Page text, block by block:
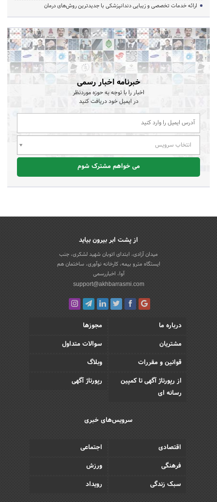
ارائه خدمات تخصصی و زیبایی دندانپزشکی با جدیدترین روش‌های درمان
خبرنامه اخبار رسمی
اخبار را با توجه به حوزه موردنظر
در ایمیل خود دریافت کنید
انتخاب سرویس
می خواهم مشترک شوم
از پشت ابر بیرون بیاید
میدان آزادی، ابتدای اتوبان شهید لشکری، جنب
ایستگاه مترو بیمه، کارخانه نوآوری، ساختمان هم
آوا، اخباررسمی
support@akhbarrasmi.com
درباره ما
مجوزها
مشتریان
سوالات متداول
قوانین و مقررات
وبلاگ
از رپورتاژ آگهی تا کمپین
رسانه ای
رپورتاژ آگهی
سرویس‌های خبری
اقتصادی
اجتماعی
فرهنگی
ورزش
سبک زندگی
رویداد